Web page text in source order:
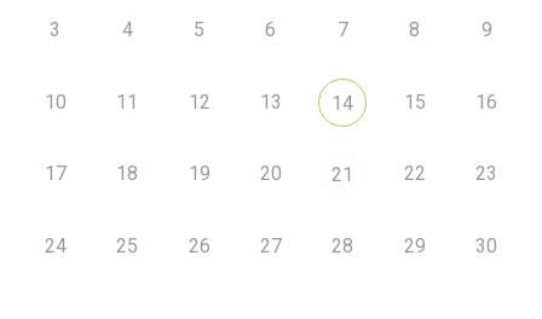
3 4 5 6 7 8 9
10 11 12 13 14 15 16
17 18 19 20 21 22 23
24 25 26 27 28 29 30